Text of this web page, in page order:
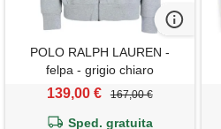
POLO RALPH LAUREN -
felpa - grigio chiaro
139,00 € 167,00 €
Sped. gratuita